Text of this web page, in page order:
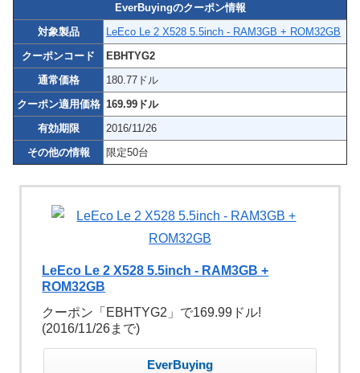
EverBuyingのクーポン情報
対象製品
LeEco Le 2 X528 5.5inch - RAM3GB + ROM32GB
クーポンコード
EBHTYG2
通常価格
180.77ドル
クーポン適用価格 169.99ドル
有効期限
2016/11/26
その他の情報
限定50台
LeEco Le 2 X528 5.5inch - RAM3GB +
ROM32GB
クーポン「EBHTYG2」で169.99ドル!
(2016/11/26まで)
EverBuying